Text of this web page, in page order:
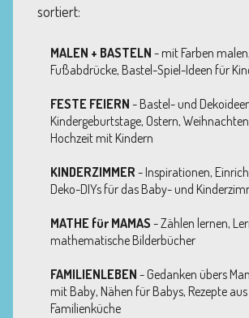
sortiert:
MALEN + BASTELN - mit Farben
Fußabdrücke, Bastel-Spiel-Ideen für
FESTE FEIERN - Bastel- und
Kindergeburtstage, Ostern,
Hochzeit mit Kindern
KINDERZIMMER - Inspirationen,
Deko-DIYs für das Baby- und
MATHE für MAMAS - Zählen lernen,
mathematische Bilderbücher
FAMILIENLEBEN - Gedanken übers
mit Baby, Nähen für Babys, Rezepte
Familienküche